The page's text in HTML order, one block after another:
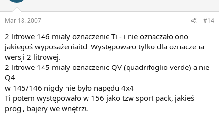
Mar 18, 2007 #14
2 litrowe 146 miały oznaczenie Ti - i nie oznaczało ono
jakiegoś wyposażeniaitd. Występowało tylko dla oznaczena
wersji 2 litrowej.
2 litrowe 145 miały oznaczenie QV (quadrifoglio verde) a nie
Q4
w 145/146 nigdy nie było napędu 4x4
Ti potem występowało w 156 jako tzw sport pack, jakieś
progi, bajery we wnętrzu